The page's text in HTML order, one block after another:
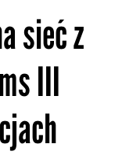
sieć z
III